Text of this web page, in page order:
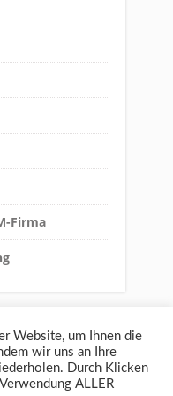
Firma
Website, um Ihnen die
wir uns an Ihre
Durch Klicken
ALLER